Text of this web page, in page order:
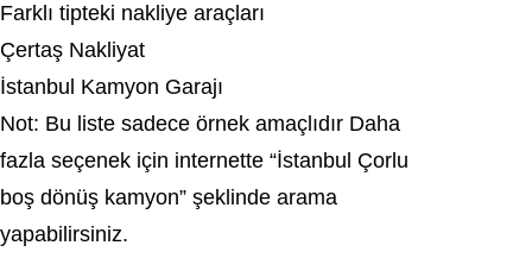
Farklı tipteki nakliye araçları
Çertaş Nakliyat
İstanbul Kamyon Garajı
Not: Bu liste sadece örnek amaçlıdır Daha
fazla seçenek için internette “İstanbul Çorlu
boş dönüş kamyon” şeklinde arama
yapabilirsiniz.